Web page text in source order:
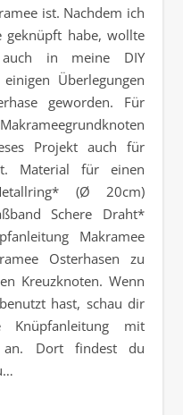
ist. Nachdem ich
geknüpft habe, wollte
in meine DIY
Überlegungen
geworden. Für
Projekt auch für
Material für einen
(Ø 20cm)
Schere Draht*
Makramee
Osterhasen zu
Kreuzknoten. Wenn
hast, schau dir
Knüpfanleitung mit
an. Dort findest du